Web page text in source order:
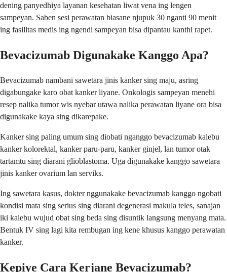
dening panyedhiya layanan kesehatan liwat vena ing lengen
sampeyan. Saben sesi perawatan biasane njupuk 30 nganti 90 menit
ing fasilitas medis ing ngendi sampeyan bisa dipantau kanthi rapet.
Bevacizumab Digunakake Kanggo Apa?
Bevacizumab nambani sawetara jinis kanker sing maju, asring
digabungake karo obat kanker liyane. Onkologis sampeyan menehi
resep nalika tumor wis nyebar utawa nalika perawatan liyane ora bisa
digunakake kaya sing dikarepake.
Kanker sing paling umum sing diobati nganggo bevacizumab kalebu
kanker kolorektal, kanker paru-paru, kanker ginjel, lan tumor otak
tartamtu sing diarani glioblastoma. Uga digunakake kanggo sawetara
jinis kanker ovarium lan serviks.
Ing sawetara kasus, dokter nggunakake bevacizumab kanggo ngobati
kondisi mata sing serius sing diarani degenerasi makula teles, sanajan
iki kalebu wujud obat sing beda sing disuntik langsung menyang mata.
Bentuk IV sing lagi kita rembugan ing kene khusus kanggo perawatan
kanker.
Kepiye Cara Kerjane Bevacizumab?